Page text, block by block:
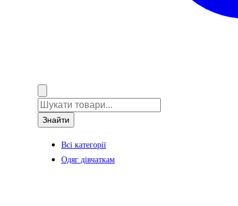
Знайти
Всі категорії
Одяг дівчаткам